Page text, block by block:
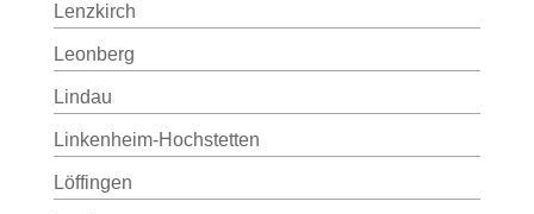
Lenzkirch
Leonberg
Lindau
Linkenheim-Hochstetten
Löffingen